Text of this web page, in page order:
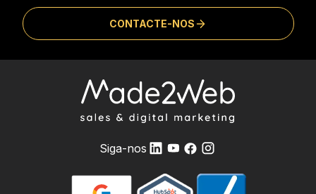
Siga-nos
CONTACTE-NOS